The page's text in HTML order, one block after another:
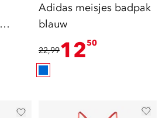
Adidas meisjes badpak
blauw
22,991250